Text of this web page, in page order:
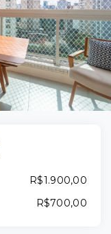
R$1.900,00
R$700,00